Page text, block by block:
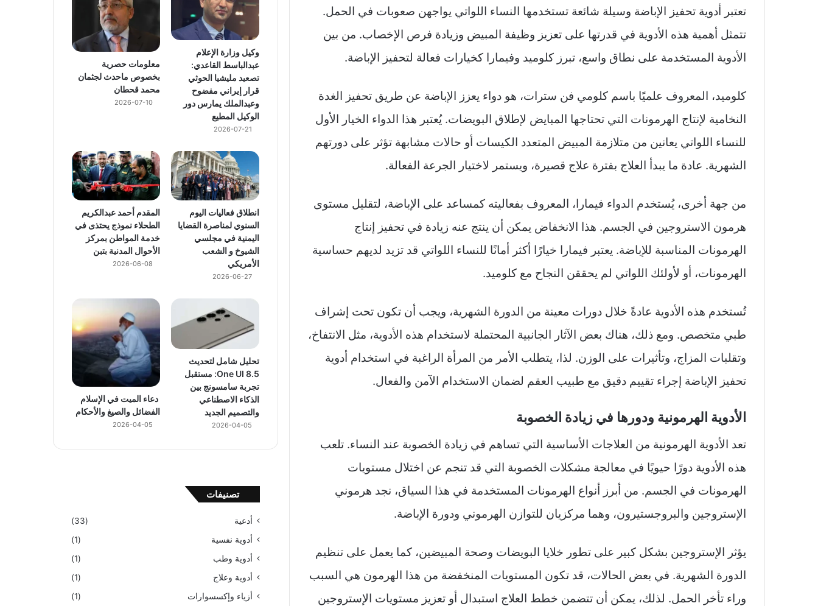
تعتبر أدوية تحفيز الإباضة وسيلة شائعة تستخدمها النساء اللواتي يواجهن صعوبات في الحمل.
تتمثل أهمية هذه الأدوية في قدرتها على تعزيز وظيفة المبيض وزيادة فرص الإخصاب. من بين
الأدوية المستخدمة على نطاق واسع، تبرز كلوميد وفيمارا كخيارات فعالة لتحفيز الإباضة.
كلوميد، المعروف علميًا باسم كلومي فن سترات، هو دواء يعزز الإباضة عن طريق تحفيز الغدة
النخامية لإنتاج الهرمونات التي تحتاجها المبايض لإطلاق البويضات. يُعتبر هذا الدواء الخيار الأول
للنساء اللواتي يعانين من متلازمة المبيض المتعدد الكيسات أو حالات مشابهة تؤثر على دورتهم
الشهرية. عادة ما يبدأ العلاج بفترة علاج قصيرة، ويستمر لاختيار الجرعة الفعالة.
من جهة أخرى، يُستخدم الدواء فيمارا، المعروف بفعاليته كمساعد على الإباضة، لتقليل مستوى
هرمون الاستروجين في الجسم. هذا الانخفاض يمكن أن ينتج عنه زيادة في تحفيز إنتاج
الهرمونات المناسبة للإباضة. يعتبر فيمارا خيارًا أكثر أمانًا للنساء اللواتي قد تزيد لديهم حساسية
الهرمونات، أو لأولئك اللواتي لم يحققن النجاح مع كلوميد.
تُستخدم هذه الأدوية عادةً خلال دورات معينة من الدورة الشهرية، ويجب أن تكون تحت إشراف
طبي متخصص. ومع ذلك، هناك بعض الآثار الجانبية المحتملة لاستخدام هذه الأدوية، مثل الانتفاخ،
وتقلبات المزاج، وتأثيرات على الوزن. لذا، يتطلب الأمر من المرأة الراغبة في استخدام أدوية
تحفيز الإباضة إجراء تقييم دقيق مع طبيب العقم لضمان الاستخدام الآمن والفعال.
الأدوية الهرمونية ودورها في زيادة الخصوبة
تعد الأدوية الهرمونية من العلاجات الأساسية التي تساهم في زيادة الخصوبة عند النساء. تلعب
هذه الأدوية دورًا حيويًا في معالجة مشكلات الخصوبة التي قد تنجم عن اختلال مستويات
الهرمونات في الجسم. من أبرز أنواع الهرمونات المستخدمة في هذا السياق، نجد هرموني
الإستروجين والبروجستيرون، وهما مركزيان للتوازن الهرموني ودورة الإباضة.
يؤثر الإستروجين بشكل كبير على تطور خلايا البويضات وصحة المبيضين، كما يعمل على تنظيم
الدورة الشهرية. في بعض الحالات، قد تكون المستويات المنخفضة من هذا الهرمون هي السبب
وراء تأخر الحمل. لذلك، يمكن أن تتضمن خطط العلاج استبدال أو تعزيز مستويات الإستروجين
وكيل وزارة الإعلام
عبدالباسط القاعدي:
تصعيد مليشيا الحوثي
قرار إيراني مفضوح
وعبدالملك يمارس دور
الوكيل المطيع
2026-07-21
معلومات حصرية
بخصوص ماحدث لجثمان
محمد قحطان
2026-07-10
انطلاق فعاليات اليوم
السنوي لمناصرة القضايا
اليمنية في مجلسي
الشيوخ و الشعب
الأمريكي
2026-06-27
المقدم أحمد عبدالكريم
الطحلاء نموذج يحتذى في
خدمة المواطن بمركز
الأحوال المدنية بتبن
2026-06-08
تحليل شامل لتحديث
One UI 8.5: مستقبل
تجربة سامسونج بين
الذكاء الاصطناعي
والتصميم الجديد
2026-04-05
دعاء الميت في الإسلام
الفضائل والصيغ والأحكام
2026-04-05
تصنيفات
أدعية
(33)
أدوية نفسية
(1)
أدوية وطب
(1)
أدوية وعلاج
(1)
أزياء وإكسسوارات
(1)